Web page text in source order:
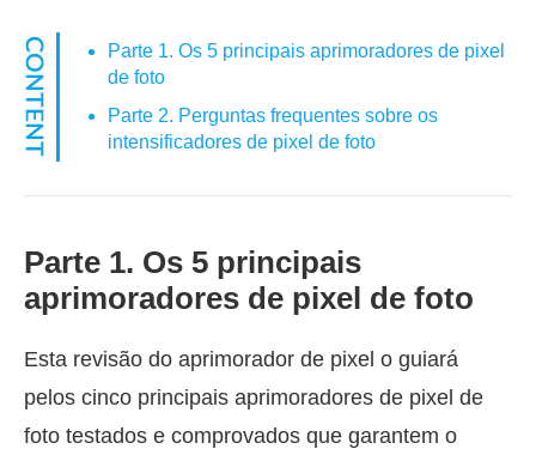
Parte 1. Os 5 principais aprimoradores de pixel
de foto
Parte 2. Perguntas frequentes sobre os
intensificadores de pixel de foto
Parte 1. Os 5 principais
aprimoradores de pixel de foto
Esta revisão do aprimorador de pixel o guiará
pelos cinco principais aprimoradores de pixel de
foto testados e comprovados que garantem o